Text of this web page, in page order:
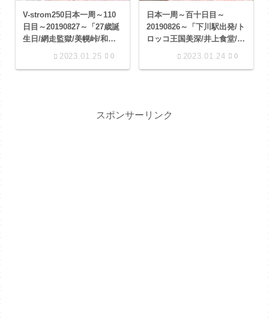
V-strom250日本一周～110
日目～20190827～「27歳誕
生日/網走監獄/美幌峠/和琴
2023.01.25 0
日本一周～百十日目～
20190826～「下川駅出発/ト
ロッコ王国美深/井上食堂/ク
2023.01.24 0
スポンサーリンク